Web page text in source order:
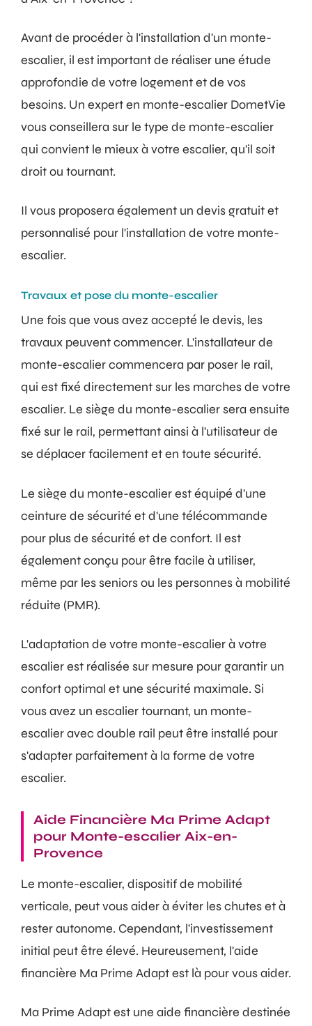
Avant de procéder à l'installation d'un monte-
escalier, il est important de réaliser une étude
approfondie de votre logement et de vos
besoins. Un expert en monte-escalier DometVie
vous conseillera sur le type de monte-escalier
qui convient le mieux à votre escalier, qu'il soit
droit ou tournant.
Il vous proposera également un devis gratuit et
personnalisé pour l'installation de votre monte-
escalier.
Travaux et pose du monte-escalier
Une fois que vous avez accepté le devis, les
travaux peuvent commencer. L'installateur de
monte-escalier commencera par poser le rail,
qui est fixé directement sur les marches de votre
escalier. Le siège du monte-escalier sera ensuite
fixé sur le rail, permettant ainsi à l'utilisateur de
se déplacer facilement et en toute sécurité.
Le siège du monte-escalier est équipé d'une
ceinture de sécurité et d'une télécommande
pour plus de sécurité et de confort. Il est
également conçu pour être facile à utiliser,
même par les seniors ou les personnes à mobilité
réduite (PMR).
L'adaptation de votre monte-escalier à votre
escalier est réalisée sur mesure pour garantir un
confort optimal et une sécurité maximale. Si
vous avez un escalier tournant, un monte-
escalier avec double rail peut être installé pour
s'adapter parfaitement à la forme de votre
escalier.
Aide Financière Ma Prime Adapt
pour Monte-escalier Aix-en-
Provence
Le monte-escalier, dispositif de mobilité
verticale, peut vous aider à éviter les chutes et à
rester autonome. Cependant, l'investissement
initial peut être élevé. Heureusement, l'aide
financière Ma Prime Adapt est là pour vous aider.
Ma Prime Adapt est une aide financière destinée